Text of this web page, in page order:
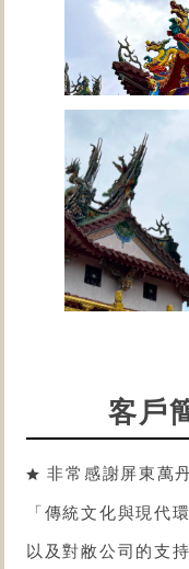
客戶
非常感謝屏東萬
「傳統文化與現代
以及對敝公司的支